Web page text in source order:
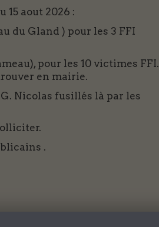
15 aout 2026 :
du Gland ) pour les 3 FFI
pour les 10 victimes FFI.
en mairie.
G. Nicolas fusillés là par les
.